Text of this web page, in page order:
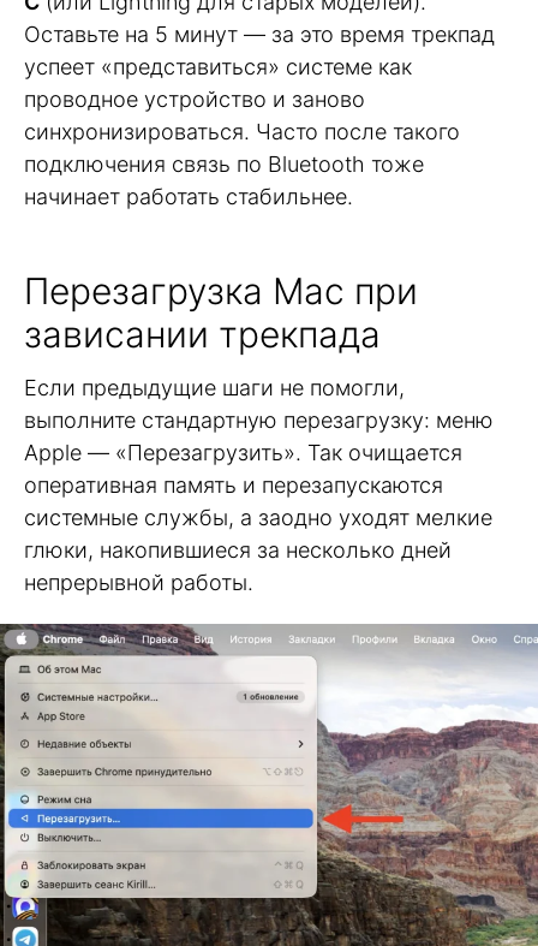
Оставьте на 5 минут — за это время трекпад
успеет «представиться» системе как
проводное устройство и заново
синхронизироваться. Часто после такого
подключения связь по Bluetooth тоже
начинает работать стабильнее.
Перезагрузка Mac при
зависании трекпада
Если предыдущие шаги не помогли,
выполните стандартную перезагрузку: меню
Apple — «Перезагрузить». Так очищается
оперативная память и перезапускаются
системные службы, а заодно уходят мелкие
глюки, накопившиеся за несколько дней
непрерывной работы.